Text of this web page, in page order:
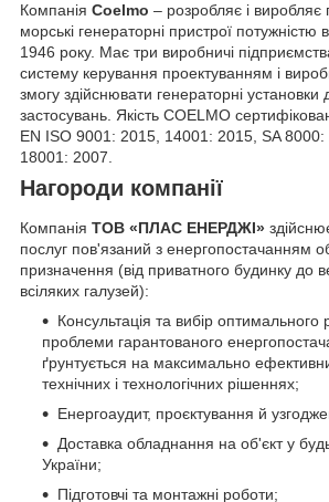
Компанія Coelmo – розробляє і виробляє
морські генераторні пристрої потужністю
1946 року. Має три виробничі
систему керування проектуванням і
змогу здійснювати генераторні установки
застосувань. Якість COELMO
EN ISO 9001: 2015, 14001: 2015, SA 8000:
18001: 2007.
Нагороди компанії
Компанія ТОВ «ПЛАС ЕНЕРДЖІ»
послуг пов'язаний з енергопостачанням
призначення (від приватного будинку до
всіляких галузей):
Консультація та вибір оптимального
проблеми гарантованого
ґрунтується на максимально
технічних і технологічних рішеннях;
Енергоаудит, проєктування й
Доставка обладнання на об'єкт у
України;
Підготовчі та монтажні роботи;